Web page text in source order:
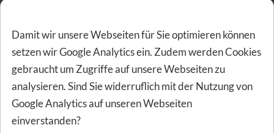
Wurzelkanalbehandlungen), chirurgische Maßnahmen
(z.B. Wurzelspitzenresektion) und
Parodontitisbehandlungen werden zu 100%
übernommen. Die Leistungen der Krankenkasse werden
dabei angerechnet. Für die Zahnprophylaxe zahlt der
Tarifzahngesundheit ideal
Damit wir unsere Webseiten für Sie optimieren können
setzen wir Google Analytics ein. Zudem werden Cookies
gebraucht um Zugriffe auf unsere Webseiten zu
analysieren. Sind Sie widerruflich mit der Nutzung von
Google Analytics auf unseren Webseiten
einverstanden?